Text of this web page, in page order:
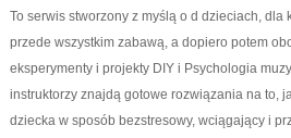
To serwis stworzony z myślą o d dzieciach,
przede wszystkim zabawą, a dopiero potem
eksperymenty i projekty DIY i Psychologia
instruktorzy znajdą gotowe rozwiązania na to,
dziecka w sposób bezstresowy, wciągający i